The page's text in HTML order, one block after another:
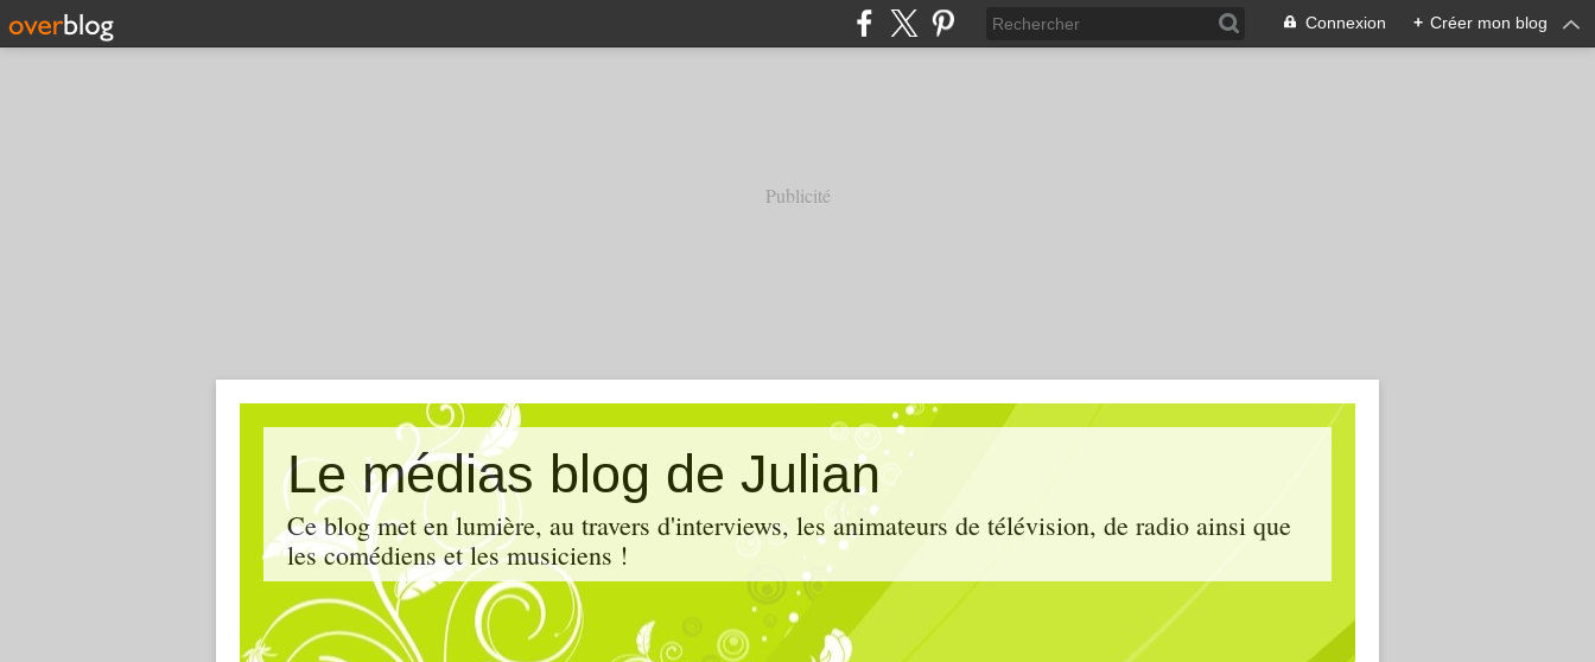
Connexion + Créer mon blog
Publicité
Le médias blog de Julian
Ce blog met en lumière, au travers d'interviews, les animateurs de télévision, de radio ainsi que
les comédiens et les musiciens !